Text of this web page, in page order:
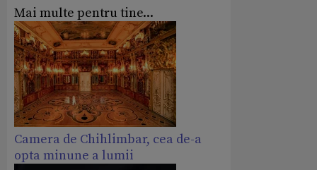
Mai multe pentru tine...
Camera de Chihlimbar, cea de-a
opta minune a lumii